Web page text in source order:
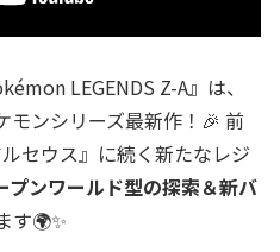
LEGENDS Z-A』は、
ンシリーズ最新作！🎉 前
セウス』に続く新たなレジ
プンワールド型の探索＆新バ
す🌍✨